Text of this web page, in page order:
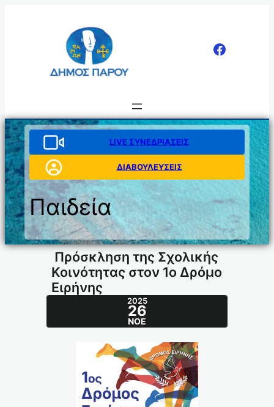
LIVE ΣΥΝΕΔΡΙΑΣΕΙΣ
ΔΙΑΒΟΥΛΕΥΣΕΙΣ
Παιδεία
Πρόσκληση της Σχολικής
Κοινότητας στον 1ο Δρόμο
Ειρήνης
2025
26
ΝΟΈ